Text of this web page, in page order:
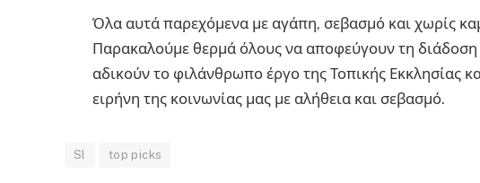
Όλα αυτά παρεχόμενα με αγάπη, σεβασμό και χωρίς
Παρακαλούμε θερμά όλους να αποφεύγουν τη
αδικούν το φιλάνθρωπο έργο της Τοπικής Εκκλησίας
ειρήνη της κοινωνίας μας με αλήθεια και σεβασμό.
Sl top picks